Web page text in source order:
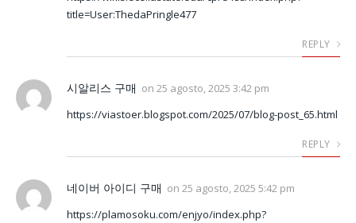
title=User:ThedaPringle477
REPLY
시알리스 구매 on 25 agosto, 2025 3:42 pm
https://viastoer.blogspot.com/2025/07/blog-post_65.html
REPLY
네이버 아이디 구매 on 25 agosto, 2025 5:42 pm
https://plamosoku.com/enjyo/index.php?